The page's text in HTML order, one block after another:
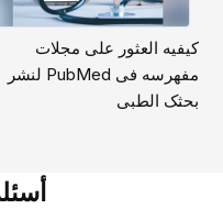
کیفیه العثور على مجلات
مفهرسه فی PubMed لنشر
بحثک الطبی